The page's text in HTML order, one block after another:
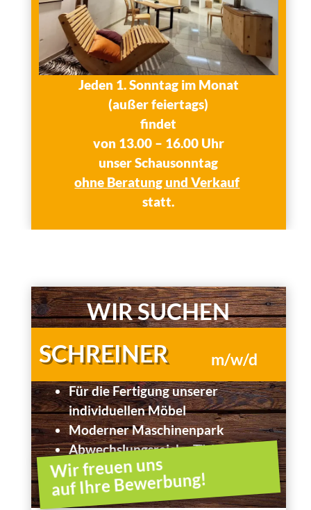
Jeden 1. Sonntag im Monat
(außer feiertags)
findet
von 13.00 – 16.00 Uhr
unserSchausonntag
ohne Beratung und Verkauf
statt.
WIR SUCHEN
SCHREINER m/w/d
Für die Fertigung unserer
individuellen Möbel
Moderner Maschinenpark
Abwechslungsreiche Tätigkeit
Wir freuen uns
auf Ihre Bewerbung!